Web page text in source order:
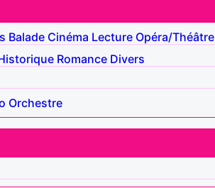
Balade Cinéma Lecture Opéra/Théâtre
Romance Divers
Orchestre